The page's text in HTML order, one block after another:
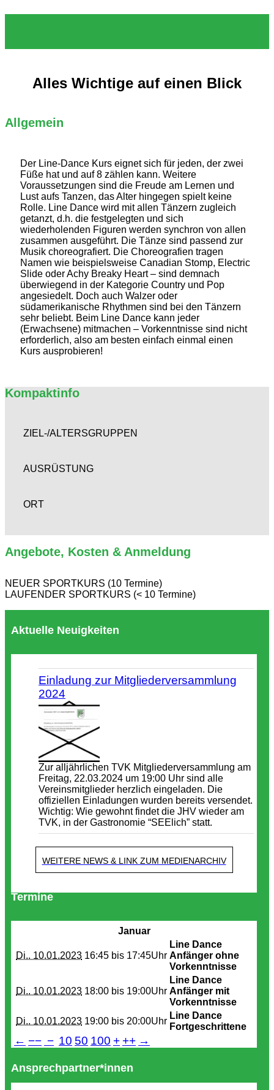
Alles Wichtige auf einen Blick
Allgemein
Der Line-Dance Kurs eignet sich für jeden, der zwei
Füße hat und auf 8 zählen kann. Weitere
Voraussetzungen sind die Freude am Lernen und
Lust aufs Tanzen, das Alter hingegen spielt keine
Rolle. Line Dance wird mit allen Tänzern zugleich
getanzt, d.h. die festgelegten und sich
wiederholenden Figuren werden synchron von allen
zusammen ausgeführt. Die Tänze sind passend zur
Musik choreografiert. Die Choreografien tragen
Namen wie beispielsweise Canadian Stomp, Electric
Slide oder Achy Breaky Heart – sind demnach
überwiegend in der Kategorie Country und Pop
angesiedelt. Doch auch Walzer oder
südamerikanische Rhythmen sind bei den Tänzern
sehr beliebt. Beim Line Dance kann jeder
(Erwachsene) mitmachen – Vorkenntnisse sind nicht
erforderlich, also am besten einfach einmal einen
Kurs ausprobieren!
Kompaktinfo
ZIEL-/ALTERSGRUPPEN
AUSRÜSTUNG
ORT
Angebote, Kosten & Anmeldung
NEUER SPORTKURS (10 Termine)
LAUFENDER SPORTKURS (< 10 Termine)
Aktuelle Neuigkeiten
Einladung zur Mitgliederversammlung
2024
Zur alljährlichen TVK Mitgliederversammlung am
Freitag, 22.03.2024 um 19:00 Uhr sind alle
Vereinsmitglieder herzlich eingeladen. Die
offiziellen Einladungen wurden bereits versendet.
Wichtig: Wie gewohnt findet die JHV wieder am
TVK, in der Gastronomie “SEElich” statt.
WEITERE NEWS & LINK ZUM MEDIENARCHIV
Termine
Januar
Di.. 10.01.2023 16:45 bis 17:45Uhr
Line Dance
Anfänger ohne
Vorkenntnisse
Di.. 10.01.2023 18:00 bis 19:00Uhr
Line Dance
Anfänger mit
Vorkenntnisse
Di.. 10.01.2023 19:00 bis 20:00Uhr
Line Dance
Fortgeschrittene
← −− − 10 50 100 + ++ →
Ansprechpartner*innen